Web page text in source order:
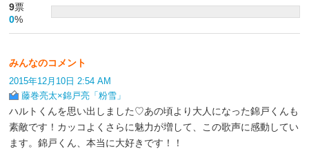
9票
0%
みんなのコメント
2015年12月10日 2:54 AM
藤巻亮太×錦戸亮「粉雪」
ハルトくんを思い出しました♡あの頃より大人になった錦戸くんも
素敵です！カッコよくさらに魅力が増して、この歌声に感動してい
ます。錦戸くん、本当に大好きです！！